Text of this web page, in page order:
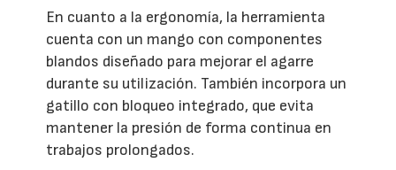
En cuanto a la ergonomía, la herramienta
cuenta con un mango con componentes
blandos diseñado para mejorar el agarre
durante su utilización. También incorpora un
gatillo con bloqueo integrado, que evita
mantener la presión de forma continua en
trabajos prolongados.